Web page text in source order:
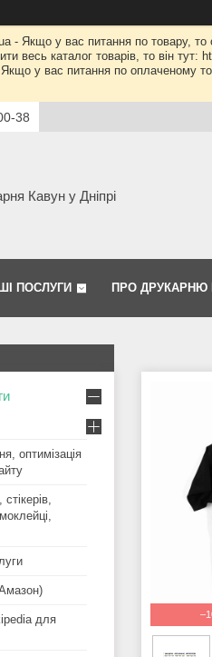
- Якщо у вас питання по товару, то
весь каталог товарів, то він
Якщо у вас питання по оплаченому
38
Кавун у Дніпрі
ПОСЛУГИ ПРО ДРУКАРНЮ
оптимізація
для